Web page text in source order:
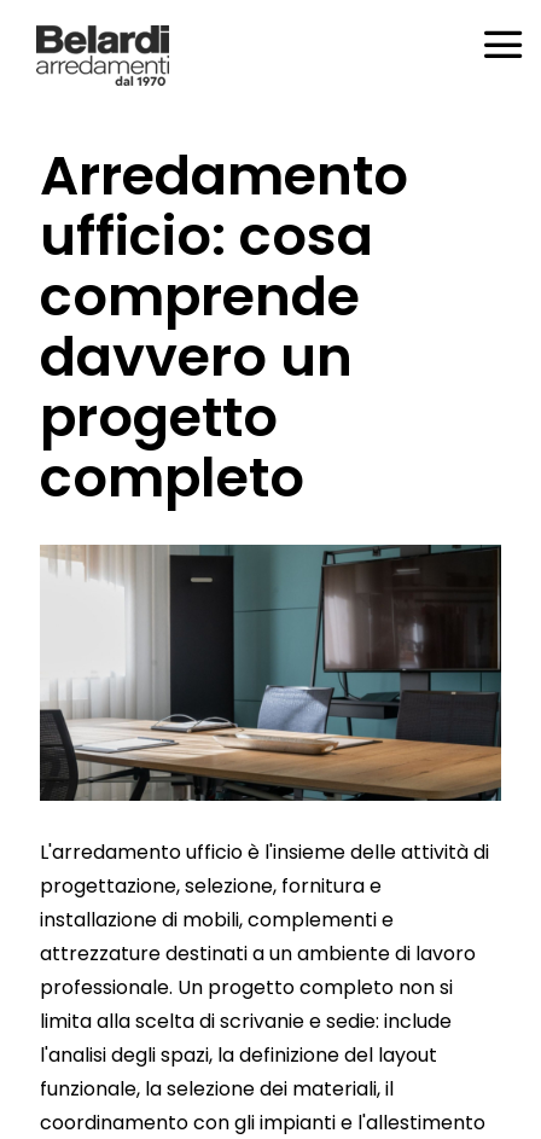
Arredamento
ufficio: cosa
comprende
davvero un
progetto
completo
L'arredamento ufficio è l'insieme delle attività di
progettazione, selezione, fornitura e
installazione di mobili, complementi e
attrezzature destinati a un ambiente di lavoro
professionale. Un progetto completo non si
limita alla scelta di scrivanie e sedie: include
l'analisi degli spazi, la definizione del layout
funzionale, la selezione dei materiali, il
coordinamento con gli impianti e l'allestimento